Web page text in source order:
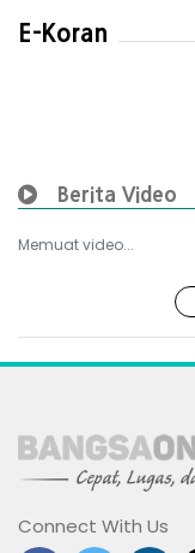
E-Koran
Berita Video
Memuat video...
Connect With Us